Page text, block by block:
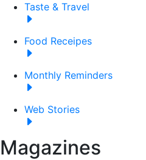
Taste & Travel
Food Receipes
Monthly Reminders
Web Stories
Magazines